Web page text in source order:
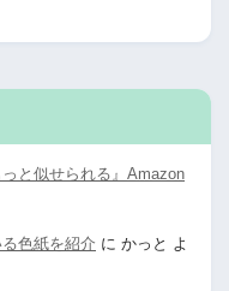
と似せられる』Amazon
色紙を紹介 に かっと よ